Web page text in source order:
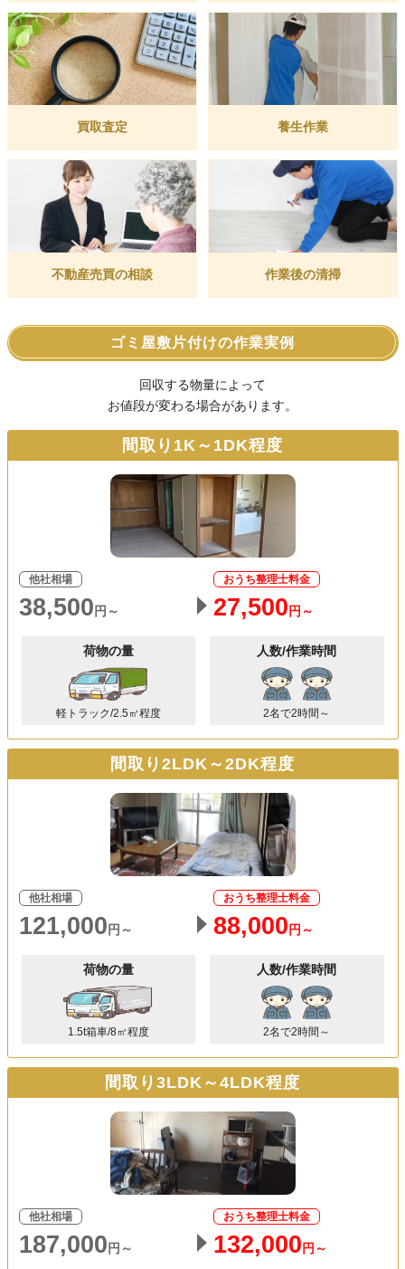
買取査定 養生作業
不動産売買の相談 作業後の清掃
ゴミ屋敷片付けの作業実例
回収する物量によって
お値段が変わる場合があります。
間取り1K～1DK程度
他社相場
38,500 円～
おうち整理士料金
27,500 円～
荷物の量
軽トラック/2.5㎥程度
人数/作業時間
2名で2時間～
間取り2LDK～2DK程度
他社相場
121,000 円～
おうち整理士料金
88,000 円～
荷物の量
1.5t箱車/8㎥程度
人数/作業時間
2名で2時間～
間取り3LDK～4LDK程度
他社相場
187,000 円～
おうち整理士料金
132,000 円～